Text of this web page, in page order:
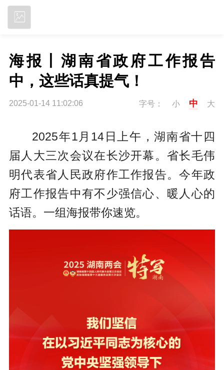
海报丨湖南省政府工作报告
中，这些话真提气！
2025-01-14 11:02:06 字号： 小 中 大
2025年1月14日上午，湖南省十四
届人大三次会议在长沙开幕。省长毛伟
明代表省人民政府作工作报告。今年政
府工作报告中有不少强信心、暖人心的
话语。一组海报带你速览。